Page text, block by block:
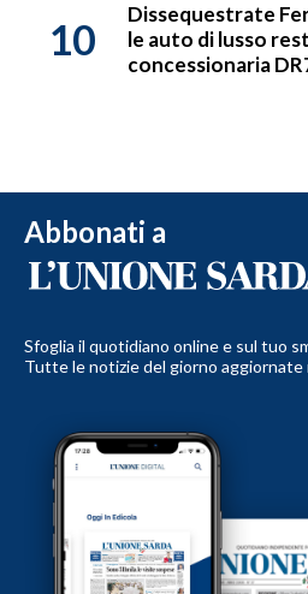
10
Dissequestrate
le auto di lusso
concessionaria
Abbonati a
Sfoglia il quotidiano online e sul tuo
Tutte le notizie del giorno